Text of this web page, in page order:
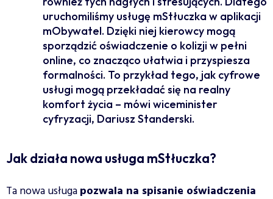
uruchomiliśmy usługę mStłuczka w aplikacji
mObywatel. Dzięki niej kierowcy mogą
sporządzić oświadczenie o kolizji w pełni
online, co znacząco ułatwia i przyspiesza
formalności. To przykład tego, jak cyfrowe
usługi mogą przekładać się na realny
komfort życia – mówi wiceminister
cyfryzacji, Dariusz Standerski.
Jak działa nowa usługa mStłuczka?
Ta nowa usługapozwala na spisanie oświadczenia